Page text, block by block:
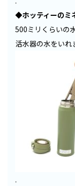
◆ホッティーのミ
500ミリくらいの
活水器の水をいれ
.